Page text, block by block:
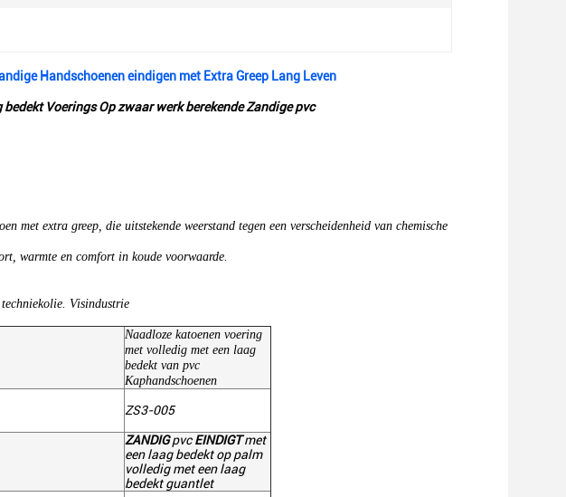
Handschoenen eindigen met Extra Greep Lang Leven
Voerings Op zwaar werk berekende Zandige pvc
met extra greep, die uitstekende weerstand tegen een verscheidenheid van chemische
warmte en comfort in koude voorwaarde.
Visindustrie
Naadloze katoenen voering
met volledig met een laag
bedekt van pvc
Kaphandschoenen
ZS3-005
ZANDIGpvcEINDIGTmet
een laag bedekt op palm
volledig met een laag
bedekt guantlet